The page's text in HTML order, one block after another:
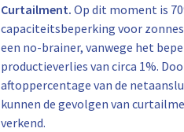
Curtailment. Op dit moment is
capaciteitsbeperking voor
een no-brainer, vanwege het
productieverlies van circa 1%.
aftoppercentage van de
kunnen de gevolgen van
verkend.